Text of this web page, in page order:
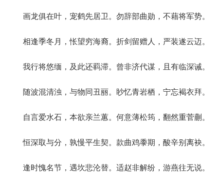
画龙俱在叶，宠鹤先居卫。勿辞部曲勋，不藉将军势。
相逢季冬月，怅望穷海裔。折剑留赠人，严装遂云迈。
我行将悠缅，及此还羁滞。曾非济代谋，且有临深诫。
随波混清浊，与物同丑丽。眇忆青岩栖，宁忘褐衣拜。
自言爱水石，本欲亲兰蕙。何意薄松筠，翻然重菅蒯。
恒深取与分，孰慢平生契。款曲鸡黍期，酸辛别离袂。
逢时愧名节，遇坎悲沦替。适赵非解纷，游燕往无说。